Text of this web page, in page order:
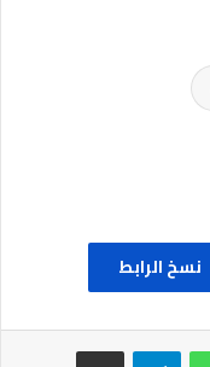
نسخ الرابط
واتساب تيلقرام